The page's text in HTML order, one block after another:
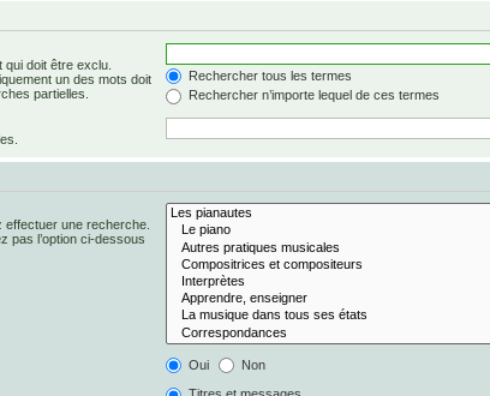
qui doit être exclu.
un des mots doit
partielles.
Rechercher tous les termes
Rechercher n’importe lequel de ces termes
une recherche.
pas l’option ci-dessous
Oui Non